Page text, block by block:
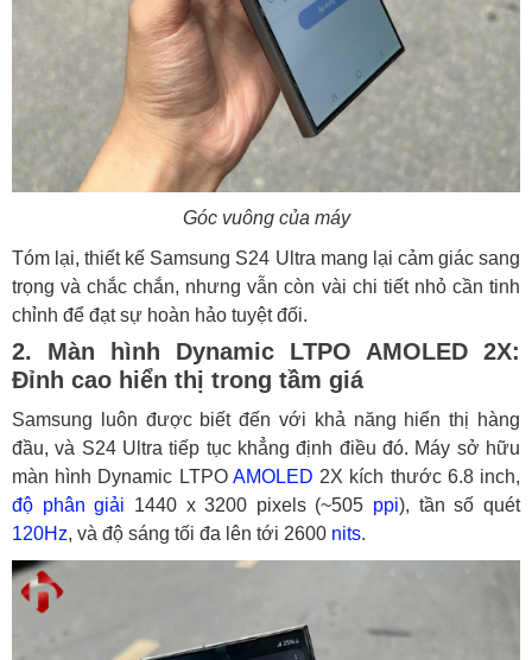
Góc vuông của máy
Tóm lại, thiết kế Samsung S24 Ultra mang lại cảm giác sang
trọng và chắc chắn, nhưng vẫn còn vài chi tiết nhỏ cần tinh
chỉnh để đạt sự hoàn hảo tuyệt đối.
2. Màn hình Dynamic LTPO AMOLED 2X:
Đỉnh cao hiển thị trong tầm giá
Samsung luôn được biết đến với khả năng hiển thị hàng
đầu, và S24 Ultra tiếp tục khẳng định điều đó. Máy sở hữu
màn hình Dynamic LTPO AMOLED 2X kích thước 6.8 inch,
độ phân giải 1440 x 3200 pixels (~505 ppi), tần số quét
120Hz, và độ sáng tối đa lên tới 2600 nits.